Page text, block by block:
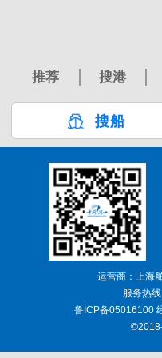
推荐 搜港
搜船
运营商：上海
服务热
鲁ICP备05016100